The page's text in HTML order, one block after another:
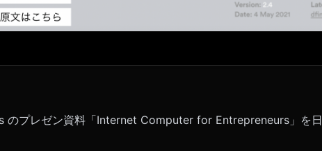
プレゼン資料「Internet Computer for Entrepreneurs」を日